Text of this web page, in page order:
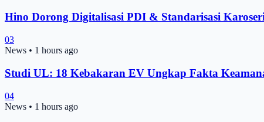
Hino Dorong Digitalisasi PDI & Standarisasi
03
News • 1 hours ago
Studi UL: 18 Kebakaran EV Ungkap Fakta
04
News • 1 hours ago